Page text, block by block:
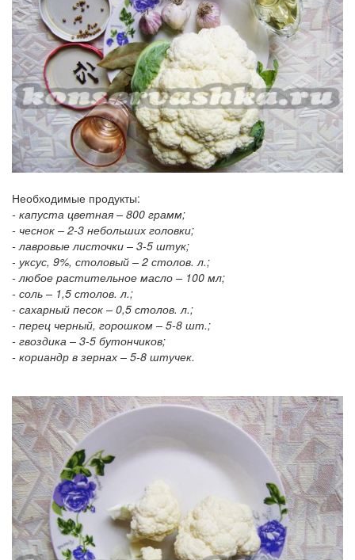
Необходимые продукты:
- капуста цветная – 800 грамм;
- чеснок – 2-3 небольших головки;
- лавровые листочки – 3-5 штук;
- уксус, 9%, столовый – 2 столов. л.;
- любое растительное масло – 100 мл;
- соль – 1,5 столов. л.;
- сахарный песок – 0,5 столов. л.;
- перец черный, горошком – 5-8 шт.;
- гвоздика – 3-5 бутончиков;
- кориандр в зернах – 5-8 штучек.